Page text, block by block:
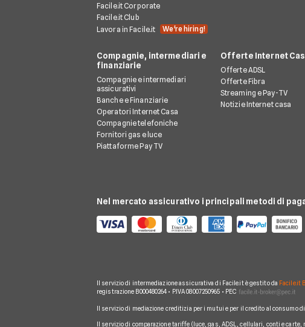
Facile.it Corporate
Facile.it Club
Lavora in Facile.it
We're hiring!
Compagnie, intermediari e
finanziarie
Compagnie e intermediari
assicurativi
Banche e Finanziarie
Operatori Internet Casa
Compagnie telefoniche
Fornitori gas e luce
Piattaforme Pay TV
Offerte Internet
Offerte ADSL
Offerte Fibra
Streaming e Pay-TV
Notizie Internet casa
Nel mercato assicurativo i principali metodi di
Il servizio di intermediazione assicurativa di Facile.it è gestito da Facile.it
registrazione B000480264 • P.IVA 08007250965 • PEC
Il servizio di mediazione creditizia per i mutui e per il credito al consumo
Il servizio di comparazione tariffe (luce, gas, ADSL, cellulari, conti e